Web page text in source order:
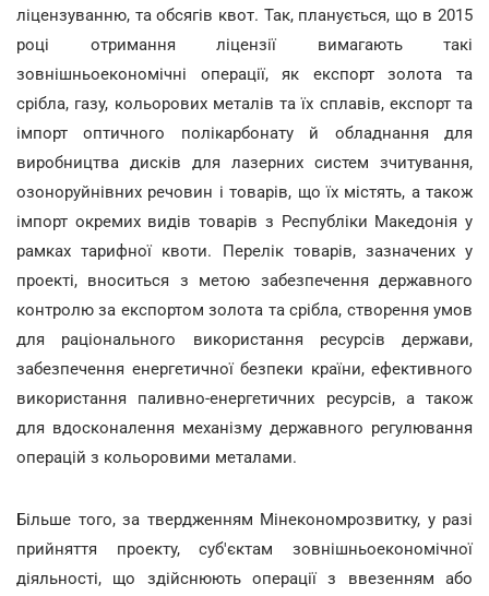
ліцензуванню, та обсягів квот. Так, планується, що в 2015
році отримання ліцензії вимагають такі
зовнішньоекономічні операції, як експорт золота та
срібла, газу, кольорових металів та їх сплавів, експорт та
імпорт оптичного полікарбонату й обладнання для
виробництва дисків для лазерних систем зчитування,
озоноруйнівних речовин і товарів, що їх містять, а також
імпорт окремих видів товарів з Республіки Македонія у
рамках тарифної квоти. Перелік товарів, зазначених у
проекті, вноситься з метою забезпечення державного
контролю за експортом золота та срібла, створення умов
для раціонального використання ресурсів держави,
забезпечення енергетичної безпеки країни, ефективного
використання паливно-енергетичних ресурсів, а також
для вдосконалення механізму державного регулювання
операцій з кольоровими металами.
Більше того, за твердженням Мінекономрозвитку, у разі
прийняття проекту, суб'єктам зовнішньоекономічної
діяльності, що здійснюють операції з ввезенням або